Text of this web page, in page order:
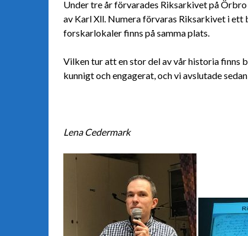
Under tre år förvarades Riksarkivet på
av Karl Xll. Numera förvaras Riksarkivet i
forskarlokaler finns på samma plats.
Vilken tur att en stor del av vår historia finns
kunnigt och engagerat, och vi avslutade
Lena Cedermark